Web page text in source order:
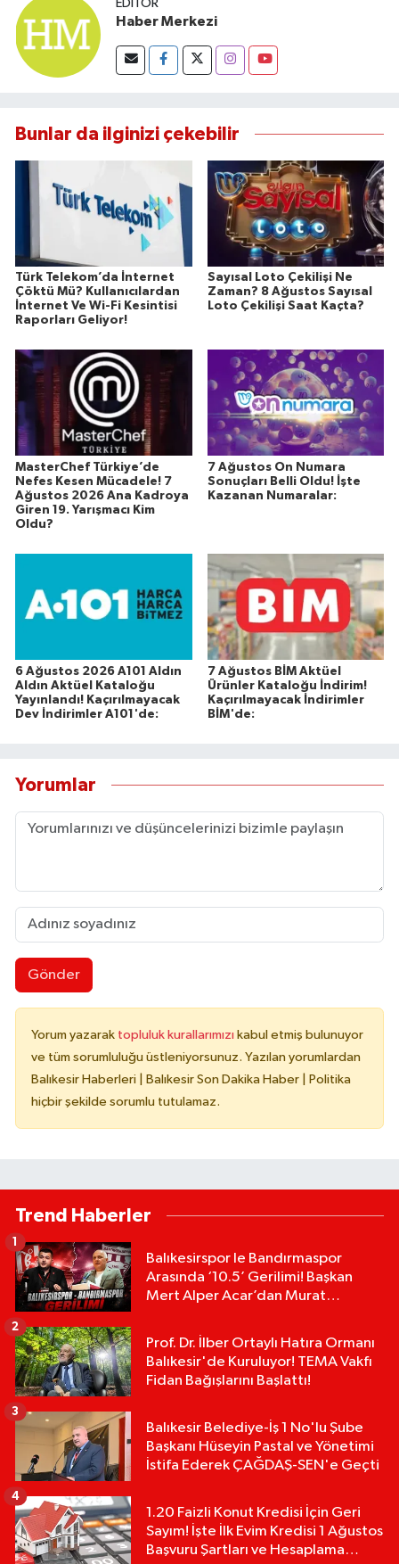
EDITÖR
Haber Merkezi
Bunlar da ilginizi çekebilir
Türk Telekom’da İnternet
Çöktü Mü? Kullanıcılardan
İnternet Ve Wi-Fi Kesintisi
Raporları Geliyor!
Sayısal Loto Çekilişi Ne
Zaman? 8 Ağustos Sayısal
Loto Çekilişi Saat Kaçta?
MasterChef Türkiye’de
Nefes Kesen Mücadele! 7
Ağustos 2026 Ana Kadroya
Giren 19. Yarışmacı Kim
Oldu?
7 Ağustos On Numara
Sonuçları Belli Oldu! İşte
Kazanan Numaralar:
6 Ağustos 2026 A101 Aldın
Aldın Aktüel Kataloğu
Yayınlandı! Kaçırılmayacak
Dev İndirimler A101'de:
7 Ağustos BİM Aktüel
Ürünler Kataloğu İndirim!
Kaçırılmayacak İndirimler
BİM'de:
Yorumlar
Gönder
Yorum yazarak topluluk kurallarımızı kabul etmiş bulunuyor
ve tüm sorumluluğu üstleniyorsunuz. Yazılan yorumlardan
Balıkesir Haberleri | Balıkesir Son Dakika Haber | Politika
hiçbir şekilde sorumlu tutulamaz.
Trend Haberler
Balıkesirspor le Bandırmaspor
Arasında ‘10.5’ Gerilimi! Başkan
Mert Alper Acar’dan Murat
1
Prof. Dr. İlber Ortaylı Hatıra Ormanı
Balıkesir'de Kuruluyor! TEMA Vakfı
Fidan Bağışlarını Başlattı!
2
Balıkesir Belediye-İş 1 No'lu Şube
Başkanı Hüseyin Pastal ve Yönetimi
İstifa Ederek ÇAĞDAŞ-SEN'e Geçti
3
1.20 Faizli Konut Kredisi İçin Geri
Sayım! İşte İlk Evim Kredisi 1 Ağustos
Başvuru Şartları ve Hesaplama
4